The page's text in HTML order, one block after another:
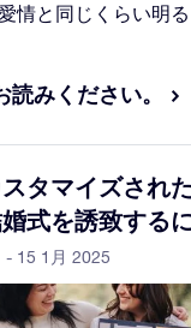
情と同じくらい明
みください。
タマイズされ
式を誘致する
- 15 1月 2025